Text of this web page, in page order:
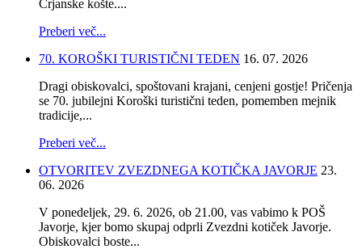
Črjanske košte....
Preberi več...
70. KOROŠKI TURISTIČNI TEDEN 16. 07. 2026
Dragi obiskovalci, spoštovani krajani, cenjeni gostje! Pričenja
se 70. jubilejni Koroški turistični teden, pomemben mejnik
tradicije,...
Preberi več...
OTVORITEV ZVEZDNEGA KOTIČKA JAVORJE 23.
06. 2026
V ponedeljek, 29. 6. 2026, ob 21.00, vas vabimo k POŠ
Javorje, kjer bomo skupaj odprli Zvezdni kotiček Javorje.
Obiskovalci boste...